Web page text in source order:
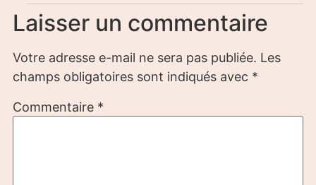
Laisser un commentaire
Votre adresse e-mail ne sera pas publiée. Les
champs obligatoires sont indiqués avec *
Commentaire *